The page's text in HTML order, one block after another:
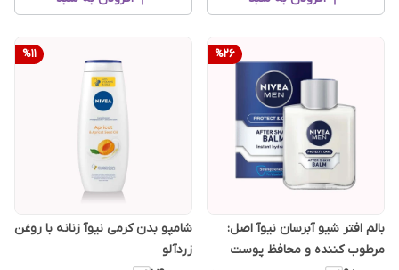
%26
بالم افتر شیو آبرسان نیوآ اصل:
مرطوب کننده و محافظ پوست
%11
شامپو بدن کرمی نیوآ زنانه با روغن
زردآلو